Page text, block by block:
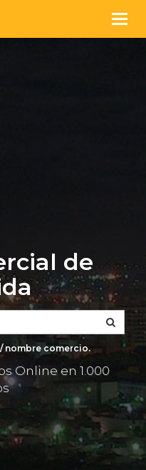
de
nombre comercio.
Online en 1.000